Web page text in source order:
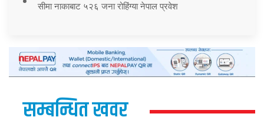
सीमा नाकाबाट ५२६ जना रोहिंग्या नेपाल प्रवेश
सम्बन्धित खवर